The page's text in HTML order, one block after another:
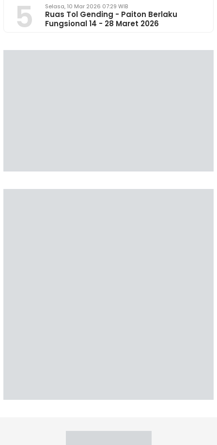
5 Selasa, 10 Mar 2026 07:29 WIB
Ruas Tol Gending - Paiton Berlaku
Fungsional 14 - 28 Maret 2026